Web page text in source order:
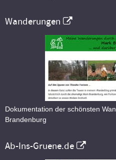
Wanderungen
Dokumentation der schönsten
Brandenburg
Ab-Ins-Gruene.de